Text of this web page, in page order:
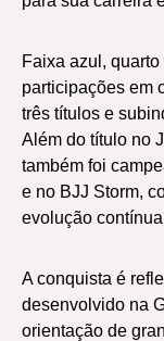
Faixa azul,
participações em
três títulos e
Além do título no
também foi
e no BJJ Storm,
evolução
A conquista é
desenvolvido na
orientação de